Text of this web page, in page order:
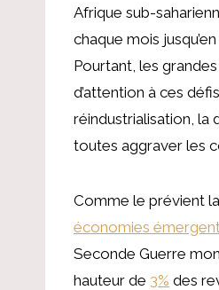
Afrique sub-
chaque mois
Pourtant, les
d’attention à ces
réindustrialisation,
toutes aggraver les
Comme le prévient
économies
Seconde Guerre
hauteur de 3% des